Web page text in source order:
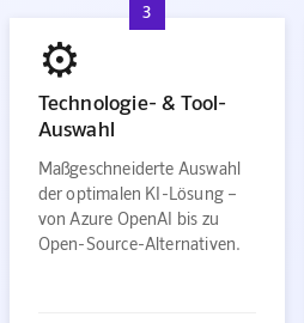
3
⚙️
Technologie- & Tool-
Auswahl
Maßgeschneiderte Auswahl
der optimalen KI-Lösung –
von Azure OpenAI bis zu
Open-Source-Alternativen.